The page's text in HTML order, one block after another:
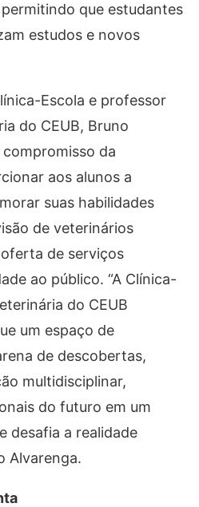
que estudantes
estudos e novos
Escola e professor
do CEUB, Bruno
da
aos alunos a
suas habilidades
de veterinários
de serviços
ao público. “A Clínica-
do CEUB
um espaço de
de descobertas,
multidisciplinar,
do futuro em um
desafia a realidade
Alvarenga.